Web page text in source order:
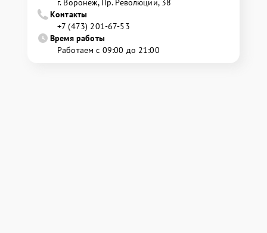
г. Воронеж, Пр. Революции, 38
Контакты
+7 (473) 201-67-53
Время работы
Работаем с 09:00 до 21:00